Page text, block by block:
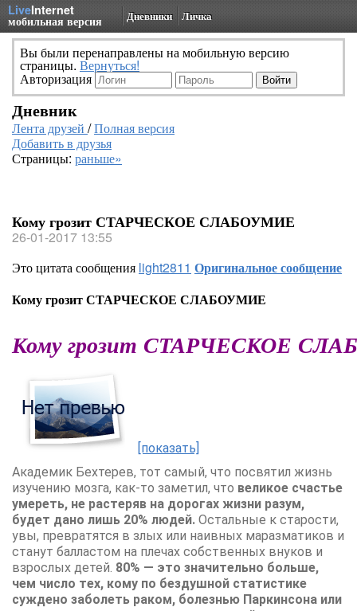
LiveInternet
мобильная версия Дневники Личка
Вы были перенаправлены на мобильную версию
страницы. Вернуться!
Авторизация
Дневник
Лента друзей /Полная версия
Добавить в друзья
Страницы: раньше»
Кому грозит СТАРЧЕСКОЕ СЛАБОУМИЕ
26-01-2017 13:55
Это цитата сообщения light2811 Оригинальное сообщение
Кому грозит СТАРЧЕСКОЕ СЛАБОУМИЕ
Кому грозит СТАРЧЕСКОЕ
[показать]
Академик Бехтерев, тот самый, что посвятил жизнь
изучению мозга, как-то заметил, что великое счастье
умереть, не растеряв на дорогах жизни разум,
будет дано лишь 20% людей. Остальные к старости,
увы, превратятся в злых или наивных маразматиков и
станут балластом на плечах собственных внуков и
взрослых детей. 80% — это значительно больше,
чем число тех, кому по бездушной статистике
суждено заболеть раком, болезнью Паркинсона или